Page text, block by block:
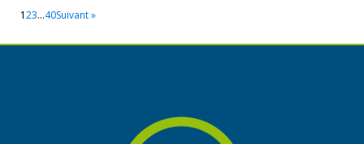
123…40Suivant »